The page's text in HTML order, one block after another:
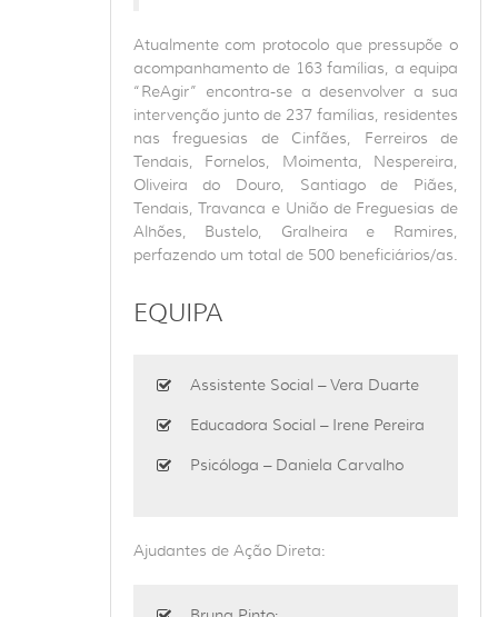
Atualmente com protocolo que pressupõe o
acompanhamento de 163 famílias, a equipa
“ReAgir” encontra-se a desenvolver a sua
intervenção junto de 237 famílias, residentes
nas freguesias de Cinfães, Ferreiros de
Tendais, Fornelos, Moimenta, Nespereira,
Oliveira do Douro, Santiago de Piães,
Tendais, Travanca e União de Freguesias de
Alhões, Bustelo, Gralheira e Ramires,
perfazendo um total de 500 beneficiários/as.
EQUIPA
Assistente Social – Vera Duarte
Educadora Social – Irene Pereira
Psicóloga – Daniela Carvalho
Ajudantes de Ação Direta: